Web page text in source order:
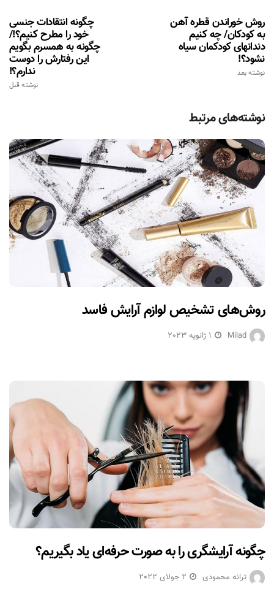
چگونه انتقادات جنسی
خود را مطرح کنیم؟!/
چگونه به همسرم بگویم
این رفتارش را دوست
ندارم؟!
نوشته قبل
روش خوراندن قطره آهن
به کودکان/ چه کنیم
دندانهای کودکمان سیاه
نشود؟!
نوشته بعد
نوشته‌های مرتبط
روش‌های تشخیص لوازم آرایش فاسد
Milad 1 ژانویه 2023
چگونه آرایشگری را به صورت حرفه‌ای یاد بگیریم؟
ترانه محمودی 2 جولای 2022